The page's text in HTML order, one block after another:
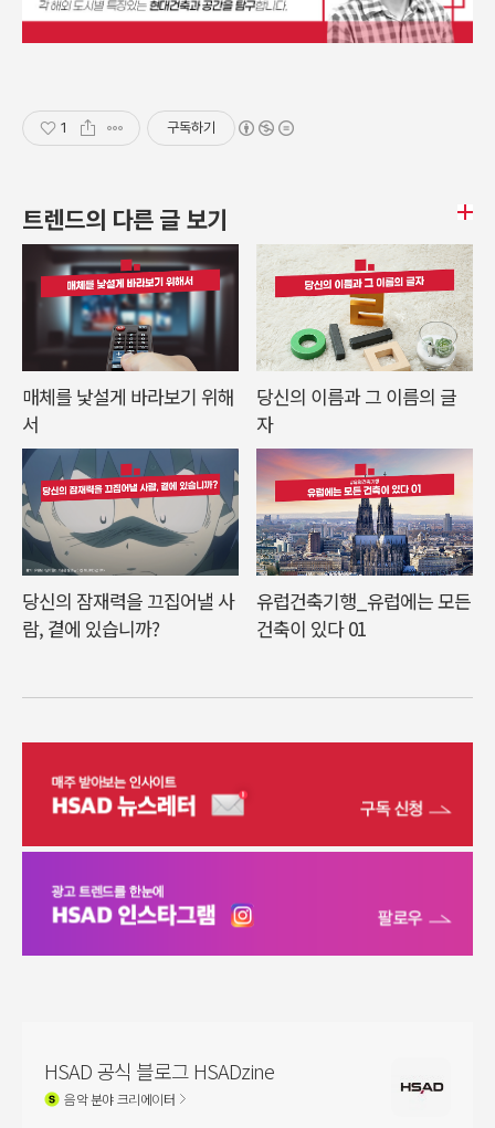
1 구독하기
트렌드의 다른 글 보기
매체를 낯설게 바라보기 위해
서
당신의 이름과 그 이름의 글
자
당신의 잠재력을 끄집어낼 사
람, 곁에 있습니까?
유럽건축기행_유럽에는 모든
건축이 있다 01
HSAD 공식 블로그 HSADzine
음악분야 크리에이터